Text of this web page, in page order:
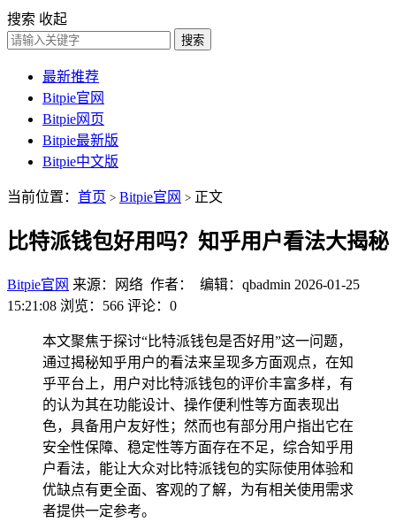
搜索 收起
搜索
最新推荐
Bitpie官网
Bitpie网页
Bitpie最新版
Bitpie中文版
当前位置： 首页 > Bitpie官网 > 正文
比特派钱包好用吗？知乎用户看法大揭秘
Bitpie官网 来源：网络 作者： 编辑：qbadmin 2026-01-25
15:21:08 浏览：566 评论：0
本文聚焦于探讨“比特派钱包是否好用”这一问题，
通过揭秘知乎用户的看法来呈现多方面观点，在知
乎平台上，用户对比特派钱包的评价丰富多样，有
的认为其在功能设计、操作便利性等方面表现出
色，具备用户友好性；然而也有部分用户指出它在
安全性保障、稳定性等方面存在不足，综合知乎用
户看法，能让大众对比特派钱包的实际使用体验和
优缺点有更全面、客观的了解，为有相关使用需求
者提供一定参考。